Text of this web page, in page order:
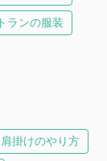
ランの服装
肩掛けのやり方